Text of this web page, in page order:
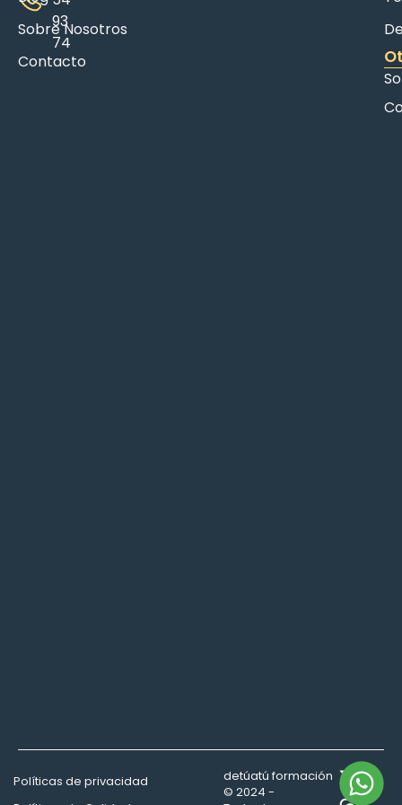
93
74
Sobre Nosotros
Contacto
Políticas de privacidad
detúatú formación
© 2024 -